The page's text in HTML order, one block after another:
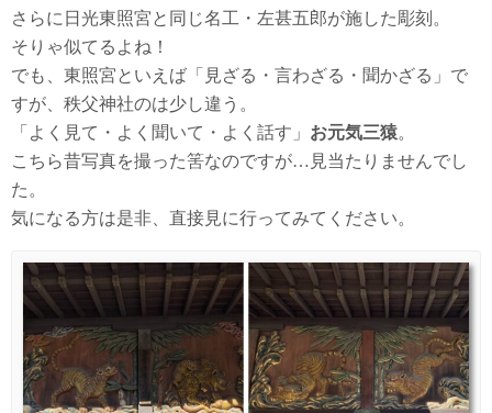
さらに日光東照宮と同じ名工・左甚五郎が施した彫刻。
そりゃ似てるよね！
でも、東照宮といえば「見ざる・言わざる・聞かざる」で
すが、秩父神社のは少し違う。
「よく見て・よく聞いて・よく話す」 お元気三猿。
こちら昔写真を撮った筈なのですが…見当たりませんでし
た。
気になる方は是非、直接見に行ってみてください。